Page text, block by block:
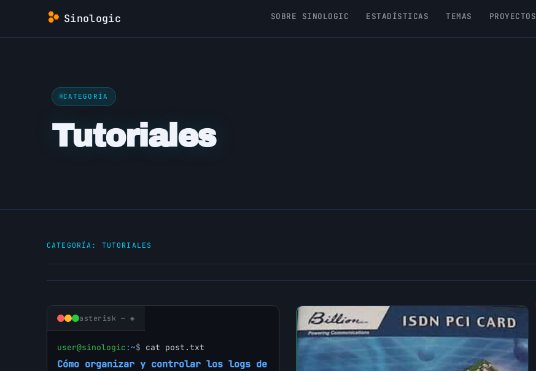
contenido
Sinologic SOBRE SINOLOGIC ESTADÍSTICAS TEMAS PROYECTOS
CATEGORÍA
Tutoriales
CATEGORÍA: TUTORIALES
asterisk — ◈
user@sinologic : ~$ cat post.txt
Cómo organizar y controlar los logs de